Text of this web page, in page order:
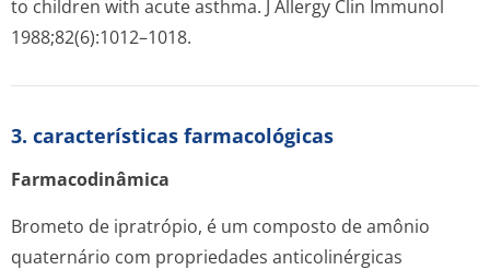
to children with acute asthma. J Allergy Clin Immunol
1988;82(6):1012–1018.
3. características farmacológicas
Farmacodinâmica
Brometo de ipratrópio, é um composto de amônio
quaternário com propriedades anticolinérgicas